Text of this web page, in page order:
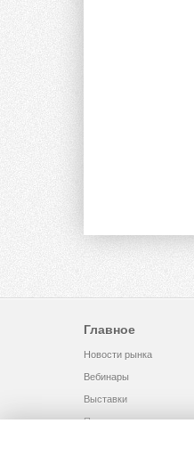
Главное
Новости рынка
Вебинары
Выставки
Помощь